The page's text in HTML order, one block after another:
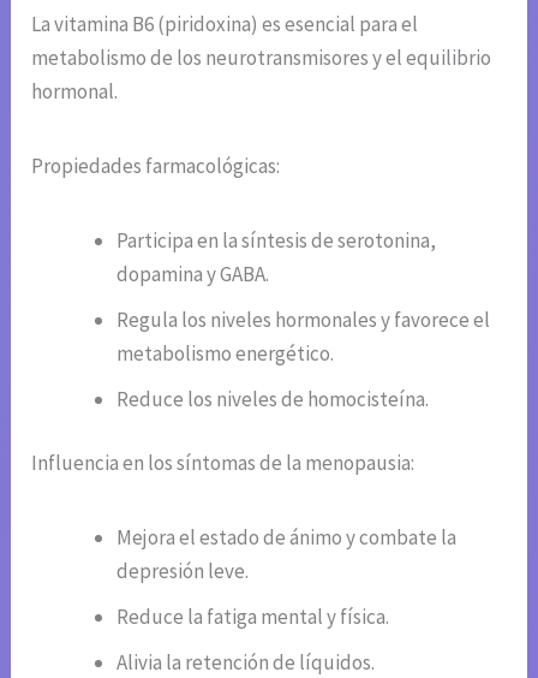
La vitamina B6 (piridoxina) es esencial para el
metabolismo de los neurotransmisores y el equilibrio
hormonal.
Propiedades farmacológicas:
Participa en la síntesis de serotonina,
dopamina y GABA.
Regula los niveles hormonales y favorece el
metabolismo energético.
Reduce los niveles de homocisteína.
Influencia en los síntomas de la menopausia:
Mejora el estado de ánimo y combate la
depresión leve.
Reduce la fatiga mental y física.
Alivia la retención de líquidos.